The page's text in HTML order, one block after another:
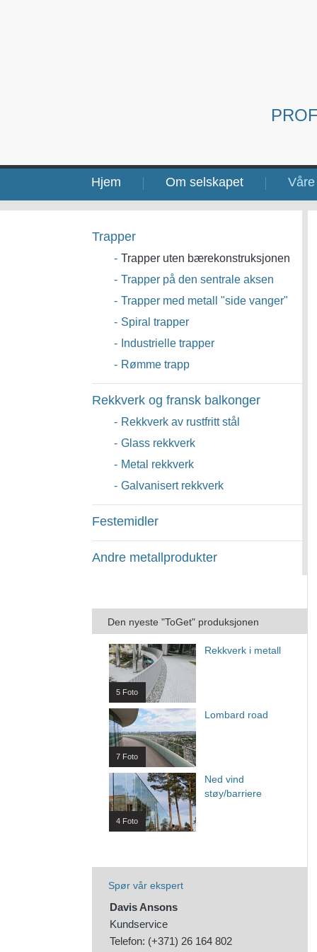
Hjem Om selskapet
Trapper
- Trapper uten bærekonstruksjonen
- Trapper på den sentrale aksen
- Trapper med metall "side vanger"
- Spiral trapper
-
Industrielle trapper
- Rømme trapp
Rekkverk og fransk balkonger
- Rekkverk av rustfritt stål
- Glass rekkverk
- Metal rekkverk
- Galvanisert rekkverk
Festemidler
Andre metallprodukter
Den nyeste "ToGet" produksjonen
Rekkverk i metall
5 Foto
Lombard road
7 Foto
Ned vind
støy/barriere
4 Foto
Spør vår ekspert
Davis Ansons
Kundservice
Telefon: (+371) 26 164 802